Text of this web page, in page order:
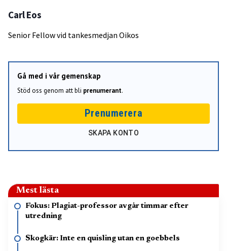
Carl Eos
Senior Fellow vid tankesmedjan Oikos
Gå med i vår gemenskap
Stöd oss genom att bli prenumerant.
Prenumerera
SKAPA KONTO
Mest lästa
Fokus: Plagiat-professor avgår timmar efter
utredning
Skogkär: Inte en quisling utan en goebbels